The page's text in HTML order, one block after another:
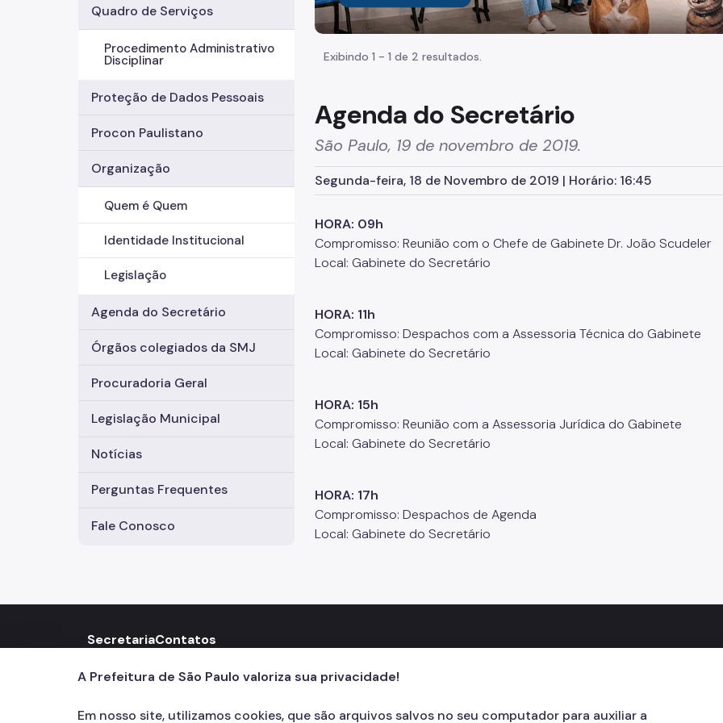
Quadro de Serviços
Procedimento Administrativo
Disciplinar
Proteção de Dados Pessoais
Procon Paulistano
Organização
Quem é Quem
Identidade Institucional
Legislação
Agenda do Secretário
Órgãos colegiados da SMJ
Procuradoria Geral
Legislação Municipal
Notícias
Perguntas Frequentes
Fale Conosco
Exibindo 1 - 1 de 2 resultados.
Agenda do Secretário
São Paulo, 19 de novembro de 2019.
Segunda-feira, 18 de Novembro de 2019 | Horário: 16:45
HORA: 09h
Compromisso: Reunião com o Chefe de Gabinete Dr. João Scudeler
Local: Gabinete do Secretário
HORA: 11h
Compromisso: Despachos com a Assessoria Técnica do Gabinete
Local: Gabinete do Secretário
HORA: 15h
Compromisso: Reunião com a Assessoria Jurídica do Gabinete
Local: Gabinete do Secretário
HORA: 17h
Compromisso: Despachos de Agenda
Local: Gabinete do Secretário
SecretariaContatos
A Prefeitura de São Paulo valoriza sua privacidade!
Em nosso site, utilizamos cookies, que são arquivos salvos no seu computador para auxiliar a